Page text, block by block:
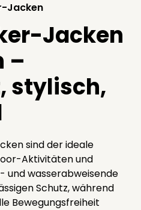
Jacken
Jacken
–
stylisch,
sind der ideale
Aktivitäten und
und wasserabweisende
Schutz, während
Bewegungsfreiheit